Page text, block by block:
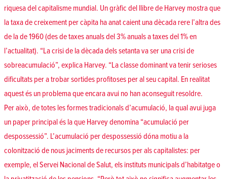
riquesa del capitalisme mundial. Un gràfic del llibre de Harvey mostra que
la taxa de creixement per càpita ha anat caient una dècada rere l’altra des
de la de 1960 (des de taxes anuals del 3% anuals a taxes del 1% en
l’actualitat). “La crisi de la dècada dels setanta va ser una crisi de
sobreacumulació”, explica Harvey. “La classe dominant va tenir serioses
dificultats per a trobar sortides profitoses per al seu capital. En realitat
aquest és un problema que encara avui no han aconseguit resoldre.
Per això, de totes les formes tradicionals d’acumulació, la qual avui juga
un paper principal és la que Harvey denomina “acumulació per
despossessió”. L’acumulació per despossessió dóna motiu a la
colonització de nous jaciments de recursos per als capitalistes: per
exemple, el Servei Nacional de Salut, els instituts municipals d’habitatge o